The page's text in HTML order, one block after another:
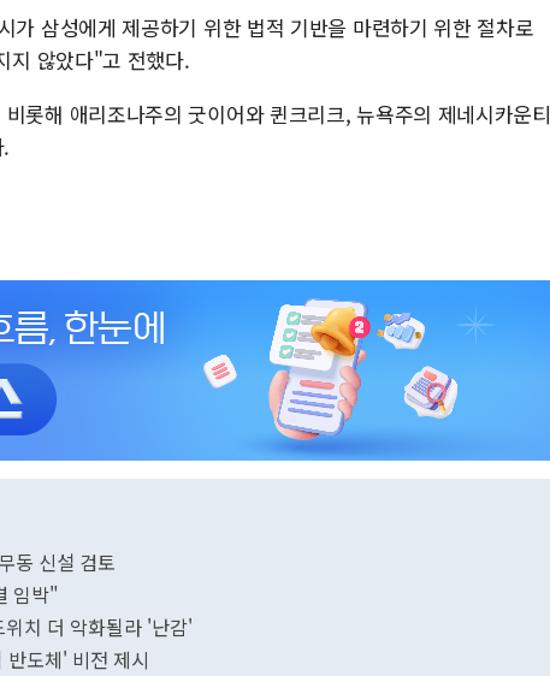
가 삼성에게 제공하기 위한 법적 기반을 마련하기 위한 절차로
지 않았다"고 전했다.
롯해 애리조나주의 굿이어와 퀸크리크, 뉴욕주의 제네시카운티
동 신설 검토
임박"
치 더 악화될라 '난감'
도체' 비전 제시